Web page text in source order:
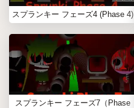
スプランキー フェーズ4 (Phase 4)
スプランキー フェーズ7（Phase